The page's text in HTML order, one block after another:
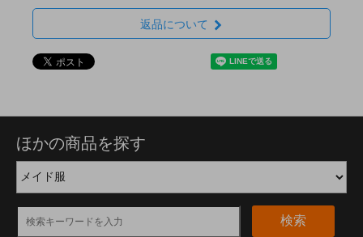
返品について
ほかの商品を探す
検索